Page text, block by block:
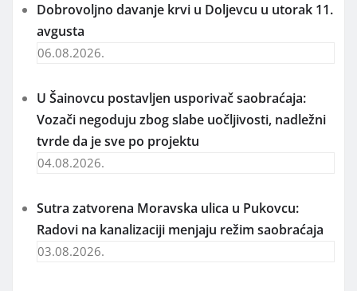
Dobrovoljno davanje krvi u Doljevcu u utorak 11.
avgusta
06.08.2026.
U Šainovcu postavljen usporivač saobraćaja:
Vozači negoduju zbog slabe uočljivosti, nadležni
tvrde da je sve po projektu
04.08.2026.
Sutra zatvorena Moravska ulica u Pukovcu:
Radovi na kanalizaciji menjaju režim saobraćaja
03.08.2026.